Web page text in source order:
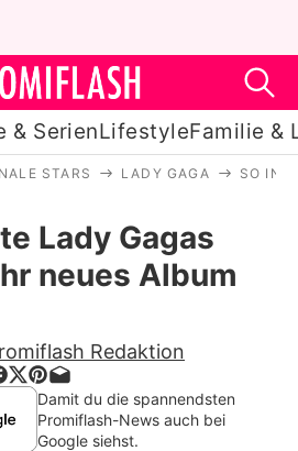
& SerienLifestyleFamilie &
Stars
& Serien
Lifestyle
& Liebe
Exklusiv
STARS LADY GAGA SO
Lady Gagas
neues Album
Redaktion
Damit du die spannendsten
Promiflash-News auch bei
Google siehst.